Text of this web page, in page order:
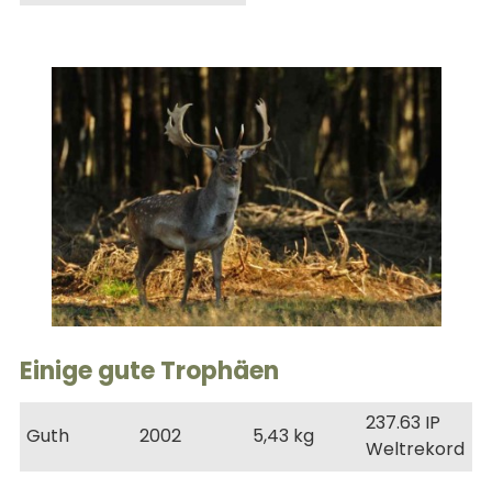
Einige gute Trophäen
Guth 2002 5,43 kg
237.63 IP
Weltrekord